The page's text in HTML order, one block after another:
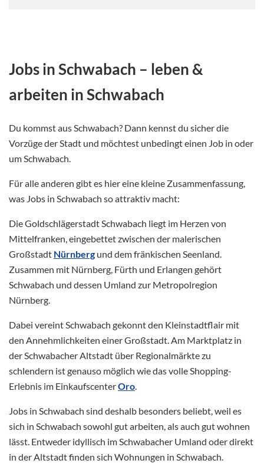
Jobs in Schwabach – leben &
arbeiten in Schwabach
Du kommst aus Schwabach? Dann kennst du sicher die
Vorzüge der Stadt und möchtest unbedingt einen Job in oder
um Schwabach.
Für alle anderen gibt es hier eine kleine Zusammenfassung,
was Jobs in Schwabach so attraktiv macht:
Die Goldschlägerstadt Schwabach liegt im Herzen von
Mittelfranken, eingebettet zwischen der malerischen
Großstadt Nürnberg und dem fränkischen Seenland.
Zusammen mit Nürnberg, Fürth und Erlangen gehört
Schwabach und dessen Umland zur Metropolregion
Nürnberg.
Dabei vereint Schwabach gekonnt den Kleinstadtflair mit
den Annehmlichkeiten einer Großstadt. Am Marktplatz in
der Schwabacher Altstadt über Regionalmärkte zu
schlendern ist genauso möglich wie das volle Shopping-
Erlebnis im EinkaufscenterOro.
Jobs in Schwabach sind deshalb besonders beliebt, weil es
sich in Schwabach sowohl gut arbeiten, als auch gut wohnen
lässt. Entweder idyllisch im Schwabacher Umland oder direkt
in der Altstadt finden sich Wohnungen in Schwabach.